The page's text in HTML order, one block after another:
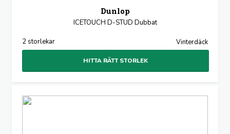
Dunlop
ICETOUCH D-STUD Dubbat
2 storlekar Vinterdäck
HITTA RÄTT STORLEK